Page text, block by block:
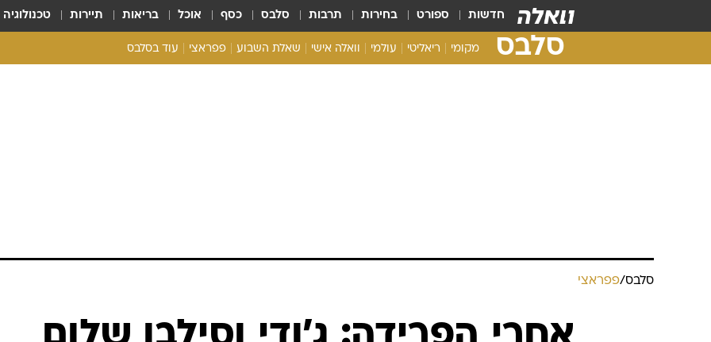
חדשות ספורט בחירות תרבות סלבס כסף אוכל בריאות תיירות טכנולוגיה
סלבס מקומי ריאליטי עולמי וואלה אישי שאלת השבוע פפראצי עוד בסלבס
סלבס/פפראצי